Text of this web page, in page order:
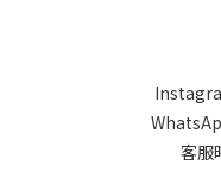
客服